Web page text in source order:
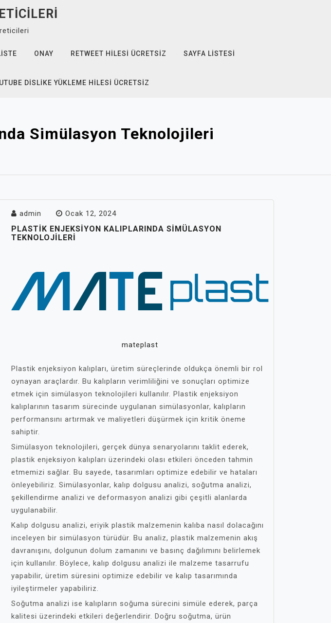
ONAY RETWEET HILESI ÜCRETSIZ SAYFA LISTESI
DISLIKE YÜKLEME HILESI ÜCRETSIZ
Simülasyon Teknolojileri
admin Ocak 12, 2024
PLASTIK ENJEKSIYON KALIPLARINDA SIMÜLASYON
TEKNOLOJILERI
mateplast
Plastik enjeksiyon kalıpları, üretim süreçlerinde oldukça önemli bir rol
oynayan araçlardır. Bu kalıpların verimliliğini ve sonuçları optimize
etmek için simülasyon teknolojileri kullanılır. Plastik enjeksiyon
kalıplarının tasarım sürecinde uygulanan simülasyonlar, kalıpların
performansını artırmak ve maliyetleri düşürmek için kritik öneme
sahiptir.
Simülasyon teknolojileri, gerçek dünya senaryolarını taklit ederek,
plastik enjeksiyon kalıpları üzerindeki olası etkileri önceden tahmin
etmemizi sağlar. Bu sayede, tasarımları optimize edebilir ve hataları
önleyebiliriz. Simülasyonlar, kalıp dolgusu analizi, soğutma analizi,
şekillendirme analizi ve deformasyon analizi gibi çeşitli alanlarda
uygulanabilir.
Kalıp dolgusu analizi, eriyik plastik malzemenin kalıba nasıl dolacağını
inceleyen bir simülasyon türüdür. Bu analiz, plastik malzemenin akış
davranışını, dolgunun dolum zamanını ve basınç dağılımını belirlemek
için kullanılır. Böylece, kalıp dolgusu analizi ile malzeme tasarrufu
yapabilir, üretim süresini optimize edebilir ve kalıp tasarımında
iyileştirmeler yapabiliriz.
Soğutma analizi ise kalıpların soğuma sürecini simüle ederek, parça
kalitesi üzerindeki etkileri değerlendirir. Doğru soğutma, ürün